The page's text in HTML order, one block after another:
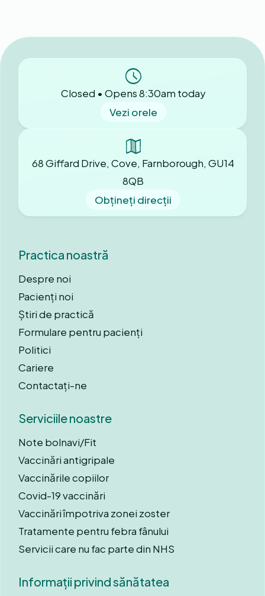
Closed • Opens 8:30am today
Vezi orele
68 Giffard Drive, Cove, Farnborough, GU14
8QB
Obțineți direcții
Practica noastră
Despre noi
Pacienți noi
Știri de practică
Formulare pentru pacienți
Politici
Cariere
Contactați-ne
Serviciile noastre
Note bolnavi/Fit
Vaccinări antigripale
Vaccinările copiilor
Covid-19 vaccinări
Vaccinări împotriva zonei zoster
Tratamente pentru febra fânului
Servicii care nu fac parte din NHS
Informații privind sănătatea